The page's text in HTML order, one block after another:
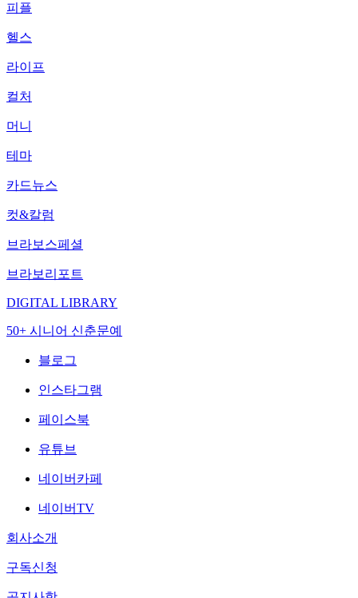
피플
헬스
라이프
컬처
머니
테마
카드뉴스
컷&칼럼
브라보스페셜
브라보리포트
DIGITAL LIBRARY
50+ 시니어 신춘문예
블로그
인스타그램
페이스북
유튜브
네이버카페
네이버TV
회사소개
구독신청